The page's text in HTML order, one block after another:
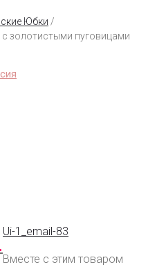
Юбки /
золотистыми пуговицами
Ui-1_email-83
Вместе с этим товаром